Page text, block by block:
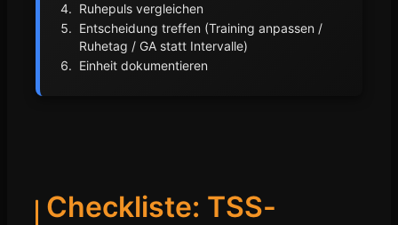
Ruhepuls vergleichen
Entscheidung treffen (Training anpassen /
Ruhetag / GA statt Intervalle)
Einheit dokumentieren
Checkliste: TSS-